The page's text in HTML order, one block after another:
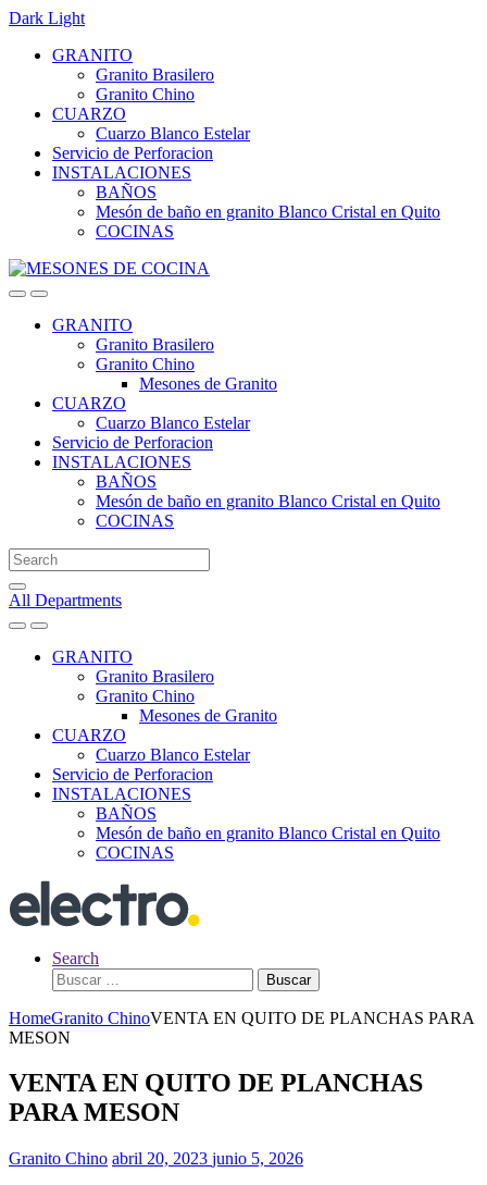
Dark Light
Skip
navigation
Skip
GRANITO
Granito Brasilero
Granito Chino
CUARZO
Cuarzo Blanco Estelar
Servicio de Perforacion
INSTALACIONES
BAÑOS
Mesón de baño en granito Blanco Cristal en Quito
COCINAS
GRANITO
Granito Brasilero
Granito Chino
Mesones de Granito
CUARZO
Cuarzo Blanco Estelar
Servicio de Perforacion
INSTALACIONES
BAÑOS
Mesón de baño en granito Blanco Cristal en Quito
COCINAS
Search
for:
All Departments
GRANITO
Granito Brasilero
Granito Chino
Mesones de Granito
CUARZO
Cuarzo Blanco Estelar
Servicio de Perforacion
INSTALACIONES
BAÑOS
Mesón de baño en granito Blanco Cristal en Quito
COCINAS
Search
Buscar:
HomeGranito ChinoVENTA EN QUITO DE PLANCHAS PARA
MESON
VENTA EN QUITO DE PLANCHAS
PARA MESON
Granito Chino abril 20, 2023 junio 5, 2026